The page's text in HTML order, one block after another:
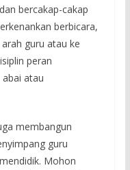
bercakap-cakap
berbicara,
guru atau ke
peran
atau
membangun
guru
Mohon